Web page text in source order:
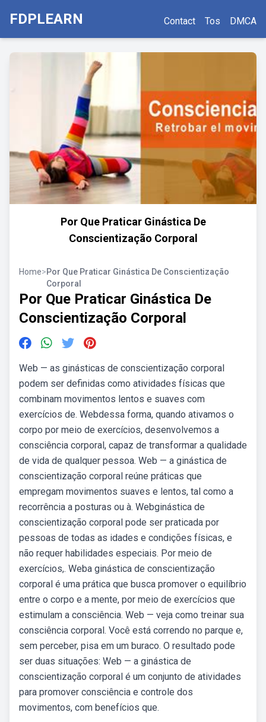
FDPLEARN Contact Tos DMCA
Por Que Praticar Ginástica De
Conscientização Corporal
Home>Por Que Praticar Ginástica De Conscientização
Corporal
Por Que Praticar Ginástica De
Conscientização Corporal
Web — as ginásticas de conscientização corporal
podem ser definidas como atividades físicas que
combinam movimentos lentos e suaves com
exercícios de. Webdessa forma, quando ativamos o
corpo por meio de exercícios, desenvolvemos a
consciência corporal, capaz de transformar a qualidade
de vida de qualquer pessoa. Web — a ginástica de
conscientização corporal reúne práticas que
empregam movimentos suaves e lentos, tal como a
recorrência a posturas ou à. Webginástica de
conscientização corporal pode ser praticada por
pessoas de todas as idades e condições físicas, e
não requer habilidades especiais. Por meio de
exercícios,. Weba ginástica de conscientização
corporal é uma prática que busca promover o equilíbrio
entre o corpo e a mente, por meio de exercícios que
estimulam a consciência. Web — veja como treinar sua
consciência corporal. Você está correndo no parque e,
sem perceber, pisa em um buraco. O resultado pode
ser duas situações: Web — a ginástica de
conscientização corporal é um conjunto de atividades
para promover consciência e controle dos
movimentos, com benefícios que.